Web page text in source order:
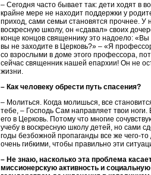
– Сегодня часто бывает так: дети ходят в
крайне мере не находит поддержки у
приход, сами семьи становятся прочнее. У
воскресную школу, он «сдавал» своих
конце концов священнику это надоело:
вы не заходите в Церковь?» – «Я
со взрослыми в доме этого профессора,
сейчас священник нашей епархии! Он не
жизни.
– Как человеку обрести путь спасения?
– Молиться. Когда молишься, все
тебе, – Господь Сам направляет твои ноги.
его в Церковь. Потому что многие
учебу в воскресную школу детей, но сами
годы безбожной пропаганды все же чего-
очень гибкими, чтобы правильно эти
– Не знаю, насколько эта проблема
миссионерскую активность и